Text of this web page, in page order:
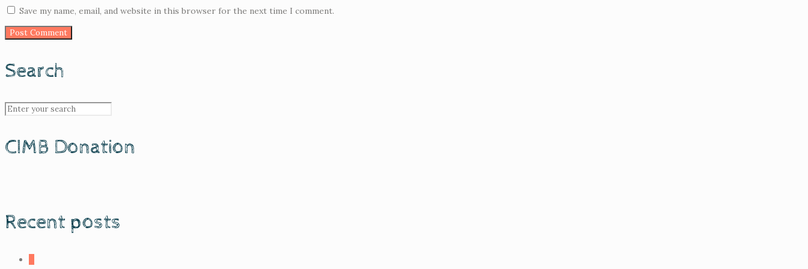
Save my name, email, and website in this browser for the next time I comment.
Search
CIMB Donation
Recent posts